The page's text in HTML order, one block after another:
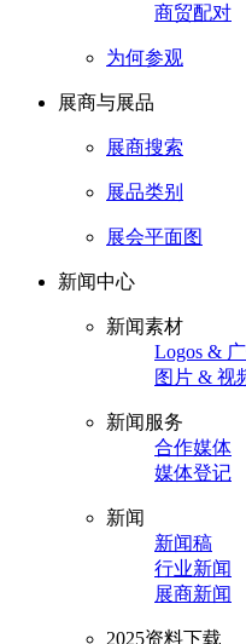
商贸配对
为何参观
展商与展品
展商搜索
展品类别
展会平面图
新闻中心
新闻素材
Logos &
图片 & 视
新闻服务
合作媒体
媒体登记
新闻
新闻稿
行业新闻
展商新闻
2025资料下载